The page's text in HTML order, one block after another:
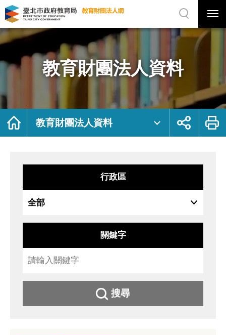
教
育
團
資
料
府
局
法
網
站
選
選
單
關
網
站
尋
教育財團法人資料
首
教育財團法人資料
展
鈕
列
行政區
關鍵字
搜尋